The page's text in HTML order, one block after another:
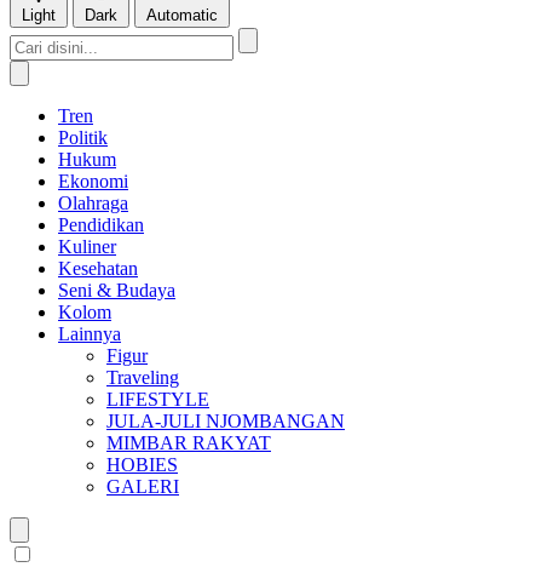
Light Dark Automatic
Tren
Politik
Hukum
Ekonomi
Olahraga
Pendidikan
Kuliner
Kesehatan
Seni & Budaya
Kolom
Lainnya
Figur
Traveling
LIFESTYLE
JULA-JULI NJOMBANGAN
MIMBAR RAKYAT
HOBIES
GALERI